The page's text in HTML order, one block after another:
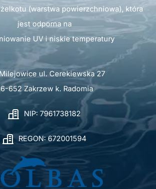
(warstwa powierzchniowa), która
jest odporna na
UV i niskie temperatury
Milejowice ul. Cerekiewska 27
652 Zakrzew k. Radomia
NIP: 7961738182
REGON: 672001594